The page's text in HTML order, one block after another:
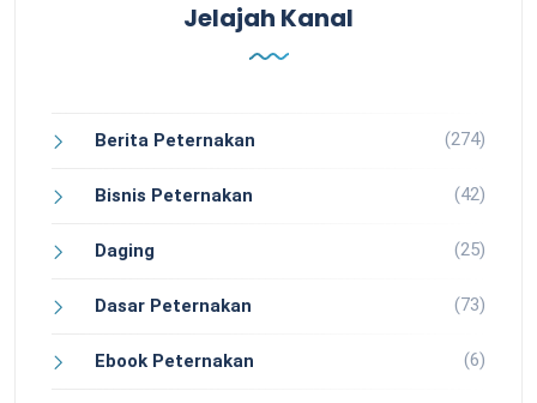
Jelajah Kanal
Berita Peternakan (274)
Bisnis Peternakan (42)
Daging (25)
Dasar Peternakan (73)
Ebook Peternakan (6)